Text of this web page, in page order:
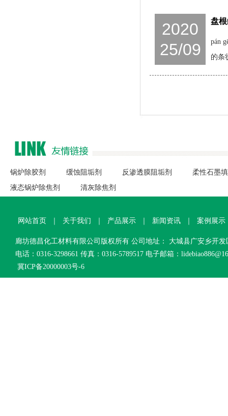
2020
25/09
盘
pán
的条
锅炉除胶剂 缓蚀阻垢剂 反渗透膜阻垢剂
柔性石墨
液态锅炉除焦剂
清灰除焦剂
网站首页 关于我们 产品展示 新闻资讯 案例展示
廊坊德昌化工材料有限公司版权所有 公司地址： 大城县广安乡开
电话：0316-3298661 传真：0316-5789517 电子邮箱：
冀ICP备20000003号-6